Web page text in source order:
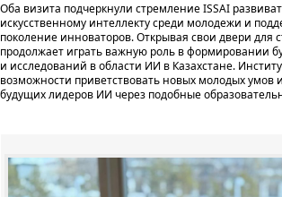
Оба визита подчеркнули стремление ISSAI
искусственному интеллекту среди молодежи и
поколение инноваторов. Открывая свои двери для
продолжает играть важную роль в формировании
и исследований в области ИИ в Казахстане.
возможности приветствовать новых молодых умов
будущих лидеров ИИ через подобные